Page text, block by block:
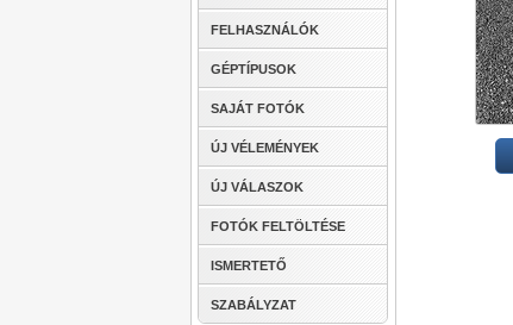
FELHASZNÁLÓK
GÉPTÍPUSOK
SAJÁT FOTÓK
ÚJ VÉLEMÉNYEK
ÚJ VÁLASZOK
FOTÓK FELTÖLTÉSE
ISMERTETŐ
SZABÁLYZAT